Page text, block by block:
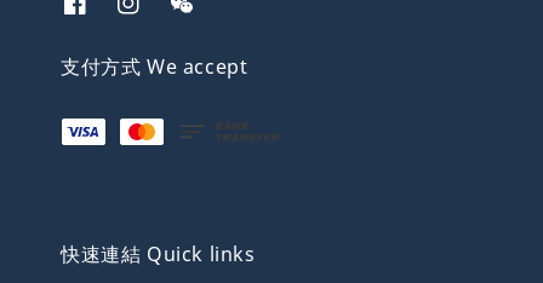
支付方式 We accept
快速連結 Quick links